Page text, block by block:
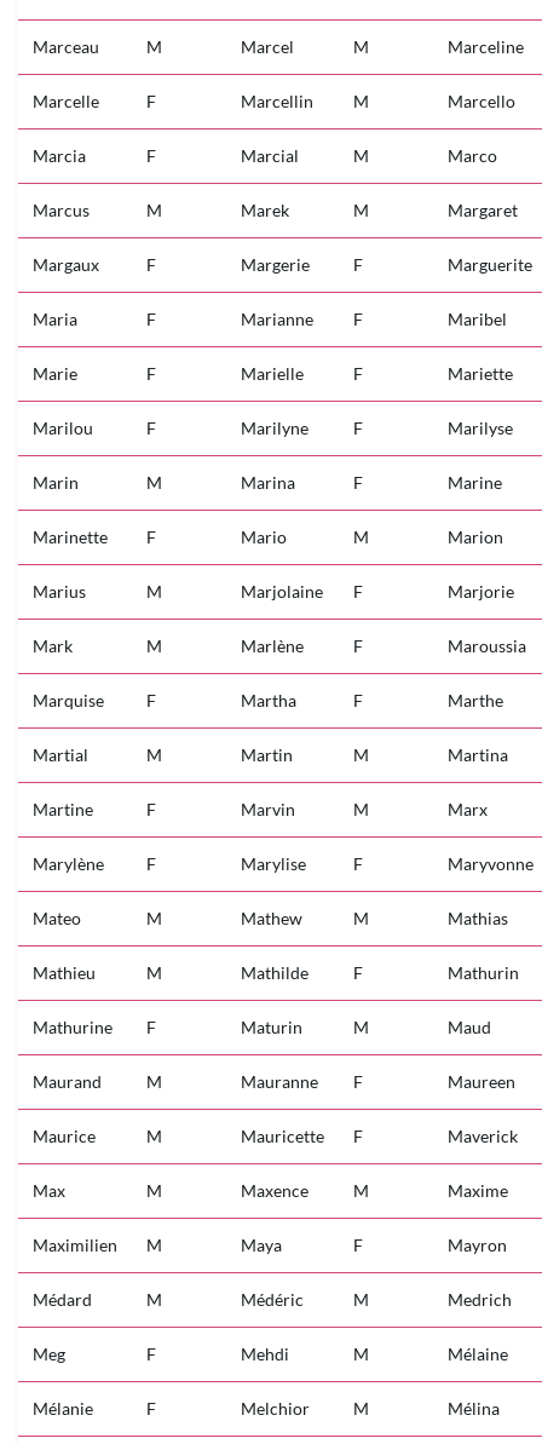
Marceau M Marcel M Marceline
Marcelle F Marcellin M Marcello
Marcia F Marcial M Marco
Marcus M Marek M Margaret
Margaux F Margerie F Marguerite
Maria F Marianne F Maribel
Marie F Marielle F Mariette
Marilou F Marilyne F Marilyse
Marin M Marina F Marine
Marinette F Mario M Marion
Marius M Marjolaine F Marjorie
Mark M Marlène F Maroussia
Marquise F Martha F Marthe
Martial M Martin M Martina
Martine F Marvin M Marx
Marylène F Marylise F Maryvonne
Mateo M Mathew M Mathias
Mathieu M Mathilde F Mathurin
Mathurine F Maturin M Maud
Maurand M Mauranne F Maureen
Maurice M Mauricette F Maverick
Max M Maxence M Maxime
Maximilien M Maya F Mayron
Médard M Médéric M Medrich
Meg F Mehdi M Mélaine
Mélanie F Melchior M Mélina